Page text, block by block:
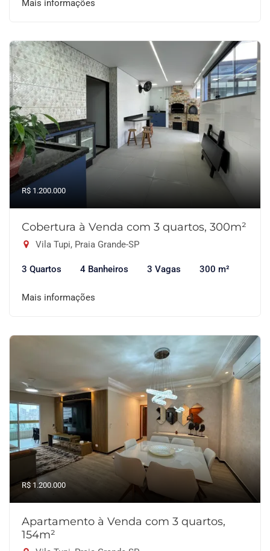
Mais informações
R$ 1.200.000
Cobertura à Venda com 3 quartos, 300m²
Vila Tupi, Praia Grande-SP
3 Quartos 4 Banheiros 3 Vagas 300 m²
Mais informações
R$ 1.200.000
Apartamento à Venda com 3 quartos,
154m²